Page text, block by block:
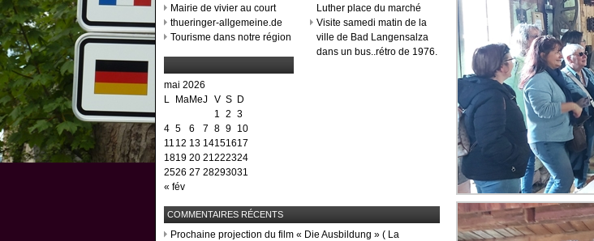
Mairie de vivier au court
thueringer-allgemeine.de
Tourisme dans notre région
mai 2026
L
MaMeJ V S D
« fév
1 2 3
4 5 6 7 8 9 10
11 12 13 14151617
1819 20 21222324
2526 27 28293031
Luther place du marché
Visite samedi matin de la
ville de Bad Langensalza
dans un bus..rétro de 1976.
COMMENTAIRES RÉCENTS
Prochaine projection du film « Die Ausbildung » ( La